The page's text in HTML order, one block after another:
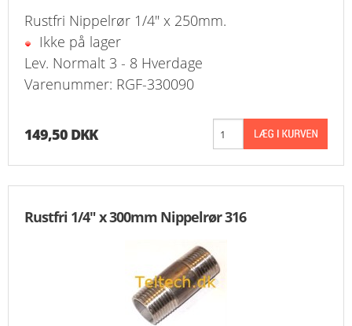
Rustfri Nippelrør 1/4" x 250mm.
Ikke på lager
Lev. Normalt 3 - 8 Hverdage
Varenummer: RGF-330090
149,50 DKK
Rustfri 1/4" x 300mm Nippelrør 316